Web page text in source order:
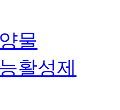
물
활성제